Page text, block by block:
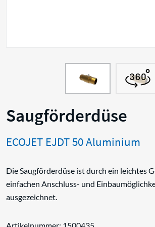
Saugförderdüse
ECOJET EJDT 50 Aluminium
Die Saugförderdüse ist durch ein leichtes
einfachen Anschluss- und
ausgezeichnet.